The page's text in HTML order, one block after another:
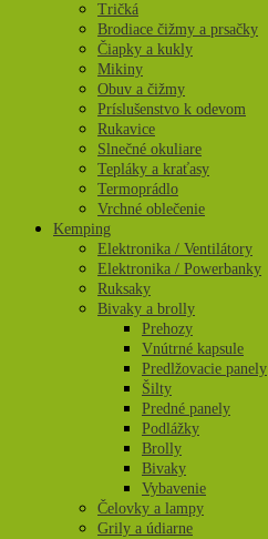
Tričká
Brodiace čižmy a prsačky
Čiapky a kukly
Mikiny
Obuv a čižmy
Príslušenstvo k odevom
Rukavice
Slnečné okuliare
Tepláky a kraťasy
Termoprádlo
Vrchné oblečenie
Kemping
Elektronika / Ventilátory
Elektronika / Powerbanky
Ruksaky
Bivaky a brolly
Prehozy
Vnútrné kapsule
Predlžovacie panely
Šilty
Predné panely
Podlážky
Brolly
Bivaky
Vybavenie
Čelovky a lampy
Grily a údiarne